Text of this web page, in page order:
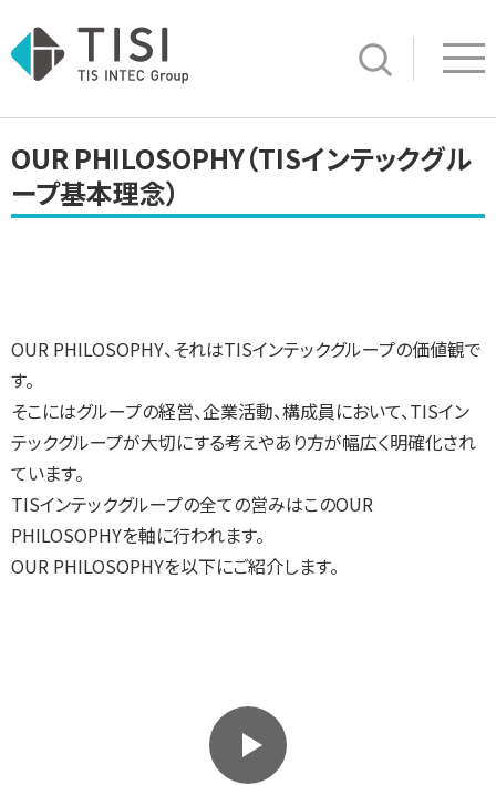
サイト内検索
OUR PHILOSOPHY（TISインテックグル
ープ基本理念）
OUR PHILOSOPHY、それはTISインテックグループの価値観で
す。
そこにはグループの経営、企業活動、構成員において、TISイン
テックグループが大切にする考えやあり方が幅広く明確化され
ています。
TISインテックグループの全ての営みはこのOUR
PHILOSOPHYを軸に行われます。
OUR PHILOSOPHYを以下にご紹介します。